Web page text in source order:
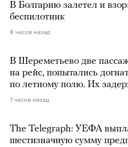
В Болгарию залетел и
беспилотник
8 часов назад
В Шереметьево две
на рейс, попытались
по летному полю. Их
7 часов назад
The Telegraph: УЕФА
шестизначную сумму